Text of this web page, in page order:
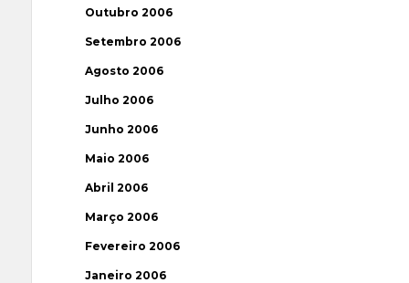
Outubro 2006
Setembro 2006
Agosto 2006
Julho 2006
Junho 2006
Maio 2006
Abril 2006
Março 2006
Fevereiro 2006
Janeiro 2006